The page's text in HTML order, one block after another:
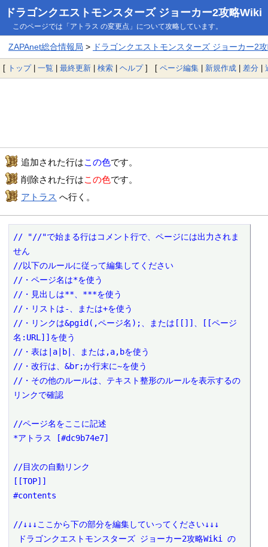
ドラゴンクエストモンスターズ ジョーカー2攻略Wiki
このページでは「アトラス の変更点」について攻略しています。
ZAPAnet総合情報局 > ドラゴンクエストモンスターズ ジョーカー2
[ トップ| 一覧 | 最終更新 | 検索 | ヘルプ] [ ページ編集 | 新規作成 | 差分 |
追加された行はこの色です。
削除された行はこの色です。
アトラス へ行く。
// "//"で始まる行はコメント行で、ページには出力されま
せん
//以下のルールに従って編集してください
//・ページ名は*を使う
//・見出しは**、***を使う
//・リストは-、または+を使う
//・リンクは&pgid(,ページ名);、または[[]]、[[ページ
名:URL]]を使う
//・表は|a|b|、または,a,bを使う
//・改行は、&br;か行末に~を使う
//・その他のルールは、テキスト整形のルールを表示するの
リンクで確認
//ページ名をここに記述
*アトラス [#dc9b74e7]
//目次の自動リンク
[[TOP]]
#contents
//↓↓↓ここから下の部分を編集していってください↓↓↓